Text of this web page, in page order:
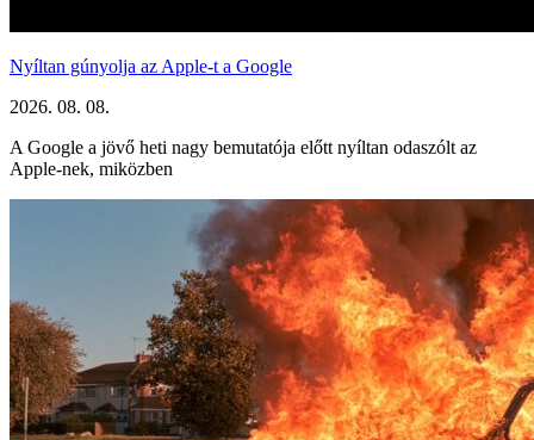
Nyíltan gúnyolja az Apple-t a Google
2026. 08. 08.
A Google a jövő heti nagy bemutatója előtt nyíltan odaszólt az
Apple-nek, miközben